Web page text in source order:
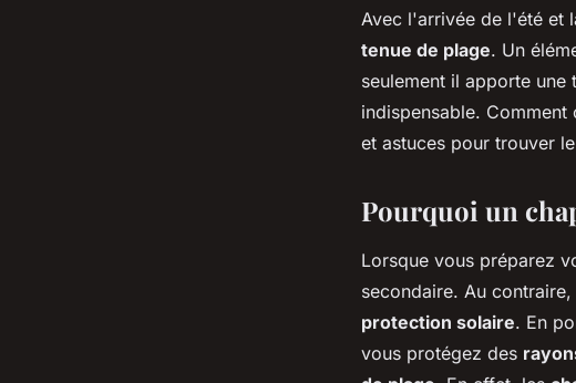
Comment choisir des
une tenue de plage
Avec l'arrivée de l'été et
tenue de plage. Un
seulement il apporte une
indispensable.
et astuces pour trouver
Pourquoi un
Lorsque vous préparez
secondaire. Au
protection solaire. En
vous protégez des